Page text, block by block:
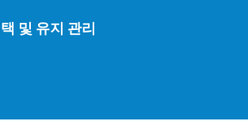
및 유지 관리